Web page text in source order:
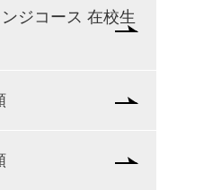
ジコース 在校生